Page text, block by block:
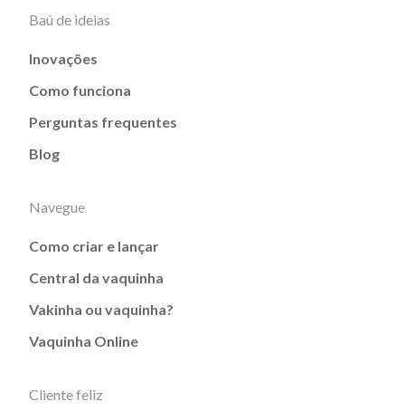
Baú de ideias
Inovações
Como funciona
Perguntas frequentes
Blog
Navegue
Como criar e lançar
Central da vaquinha
Vakinha ou vaquinha?
Vaquinha Online
Cliente feliz